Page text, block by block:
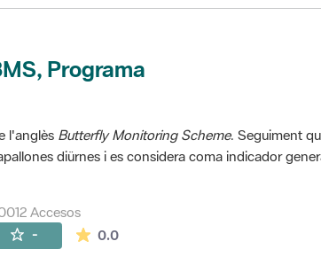
Programa
l'anglès Butterfly Monitoring Scheme. Seguiment
diürnes i es considera coma indicador
Accesos
- 0.0La valoración media es de 0